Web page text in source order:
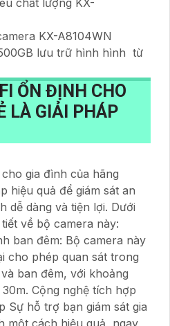
KX-A8104WN
lưu trữ hình hình từ
ỔN ĐỊNH CHO
LÀ GIẢI PHÁP
gia đình của hãng
hiệu quả để giám sát an
dễ dàng và tiện lợi. Dưới
về bộ camera này:
ban đêm: Bộ camera này
cho phép quan sát trong
ban đêm, với khoảng
Cộng nghệ tích hợp
Sự hỗ trợ bạn giám sát gia
một cách hiệu quả, ngay